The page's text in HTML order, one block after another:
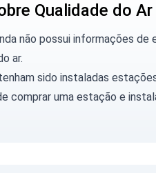
Qualidade do Ar
não possui informações
ar.
sido instaladas
comprar uma estação e